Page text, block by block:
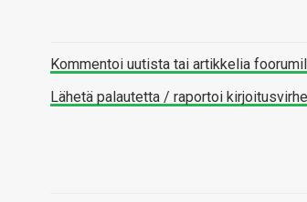
Kommentoi uutista tai artikkelia
Lähetä palautetta / raportoi